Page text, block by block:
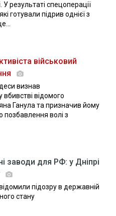
результаті спецоперації
готували підрив однієї з
військовий
визнав
відомого
Ганула та призначив йому
позбавлення волі з
заводи для РФ: у Дніпрі
підозру в державній
стану